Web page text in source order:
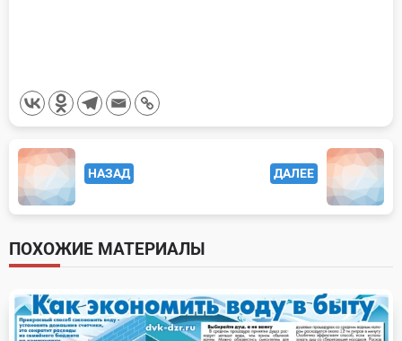
<span
class="nav-
subtitle
screen-
reader-
text">Page</span>
НАЗАД ДАЛЕЕ
ПОХОЖИЕ МАТЕРИАЛЫ